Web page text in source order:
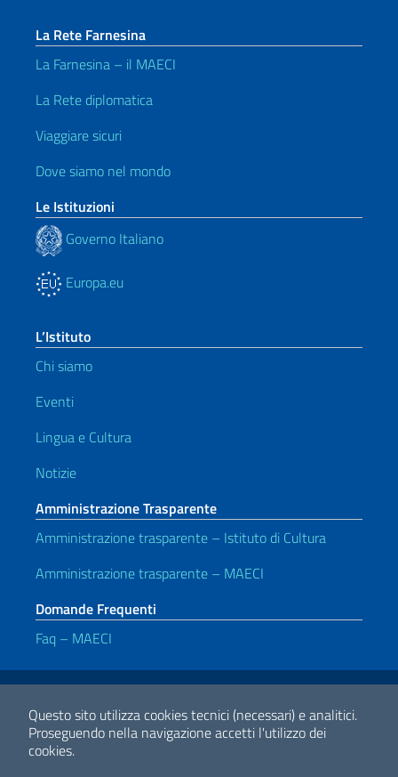
Questo sito utilizza cookies tecnici (necessari) e analitici.
Proseguendo nella navigazione accetti l'utilizzo dei
cookies.
La Rete Farnesina
La Farnesina – il MAECI
La Rete diplomatica
Viaggiare sicuri
Dove siamo nel mondo
Le Istituzioni
Governo Italiano
Europa.eu
L’Istituto
Chi siamo
Eventi
Lingua e Cultura
Notizie
Amministrazione Trasparente
Amministrazione trasparente – Istituto di Cultura
Amministrazione trasparente – MAECI
Domande Frequenti
Faq – MAECI
Link Utili